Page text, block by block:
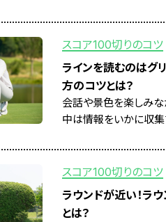
スコア100切りのコツ
ラインを読むのはグ
方のコツとは？
会話や景色を楽しみな
中は情報をいかに収集
スコア100切りのコツ
ラウンドが近い！ラ
とは？